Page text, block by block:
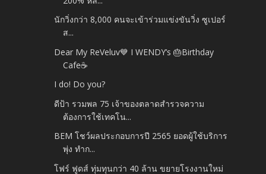
นักวิ่งกว่า 8,000 คนจะเข้าร่วมแข่งขันวิ่ง ซูเปอร์
ส...
Dear My ReVeluv💙 I WENDY’s 🎂Birthday
Cafe☕
I do! Do you?
ดีป้า รวมพล 75 เจ้าของตลาดสำรวจความ
ต้องการใช้เทคโน...
BEM โชว์ผลประกอบการปี 2565 ยอดผู้ใช้บริการ
พุ่ง ทำก...
โฟร์ ฟูดส์ ทุ่มทุนกว่า 40 ล้าน ขยายโรงงานใหม่